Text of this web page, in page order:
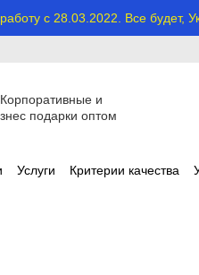
с 28.03.2022. Все будет,
Услуги Критерии качества